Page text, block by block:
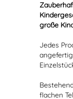
große
Jedes
flachen